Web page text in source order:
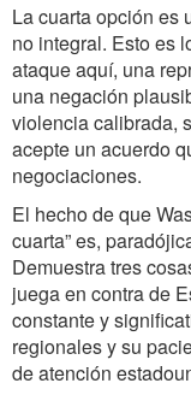
La cuarta opción es
no integral. Esto es
ataque aquí, una
una negación
violencia calibrada,
acepte un acuerdo
negociaciones.
El hecho de que
cuarta” es,
Demuestra tres
juega en contra de
constante y
regionales y su
de atención